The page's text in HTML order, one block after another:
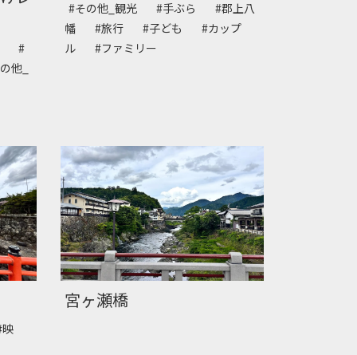
#
他_
#その他_観光 #手ぶら
#郡上八
幡
#旅行 #子ども
#カップ
ル
#ファミリー
宮ヶ瀬橋